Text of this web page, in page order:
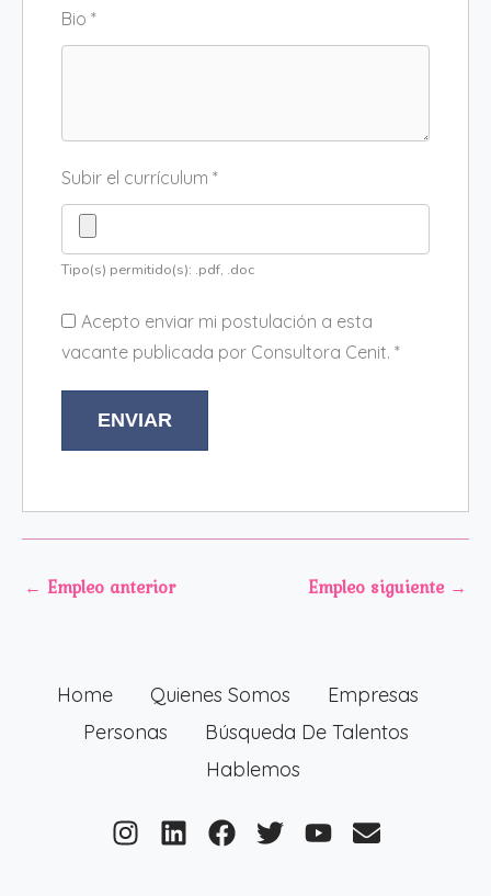
Bio *
Subir el currículum *
Tipo(s) permitido(s): .pdf, .doc
Acepto enviar mi postulación a esta
vacante publicada por Consultora Cenit. *
← Empleo anterior Empleo siguiente →
Home Quienes Somos
Empresas
Personas
Búsqueda De Talentos
Hablemos
I
n
L
i
F
a
T
w
Y
o
E
n